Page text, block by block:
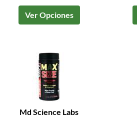
Ver Opciones
Md Science Labs